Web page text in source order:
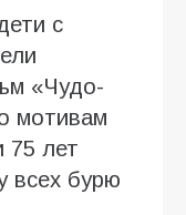
с
«Чудо-
мотивам
75 лет
всех бурю